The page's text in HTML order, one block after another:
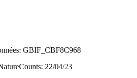
GBIF_CBF8C968
22/04/23